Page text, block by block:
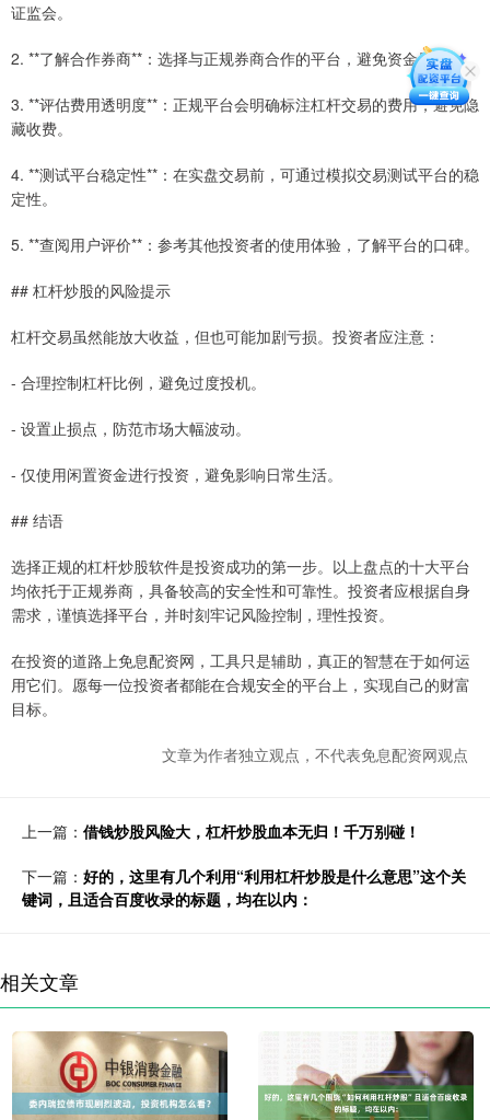
证监会。
2. **了解合作券商**：选择与正规券商合作的平台，避免资金风险。
3. **评估费用透明度**：正规平台会明确标注杠杆交易的费用，避免隐
藏收费。
4. **测试平台稳定性**：在实盘交易前，可通过模拟交易测试平台的稳
定性。
5. **查阅用户评价**：参考其他投资者的使用体验，了解平台的口碑。
## 杠杆炒股的风险提示
杠杆交易虽然能放大收益，但也可能加剧亏损。投资者应注意：
- 合理控制杠杆比例，避免过度投机。
- 设置止损点，防范市场大幅波动。
- 仅使用闲置资金进行投资，避免影响日常生活。
## 结语
选择正规的杠杆炒股软件是投资成功的第一步。以上盘点的十大平台
均依托于正规券商，具备较高的安全性和可靠性。投资者应根据自身
需求，谨慎选择平台，并时刻牢记风险控制，理性投资。
在投资的道路上免息配资网，工具只是辅助，真正的智慧在于如何运
用它们。愿每一位投资者都能在合规安全的平台上，实现自己的财富
目标。
文章为作者独立观点，不代表免息配资网观点
上一篇： 借钱炒股风险大，杠杆炒股血本无归！千万别碰！
下一篇： 好的，这里有几个利用“利用杠杆炒股是什么意思”这个关
键词，且适合百度收录的标题，均在以内：
相关文章